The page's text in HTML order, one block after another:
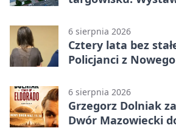
6 sierpnia 2026
Cztery lata bez
Policjanci z
6 sierpnia 2026
Grzegorz Dolniak
Dwór Mazowiecki